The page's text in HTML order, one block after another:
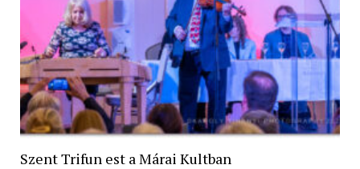
Szent Trifun est a Márai Kultban